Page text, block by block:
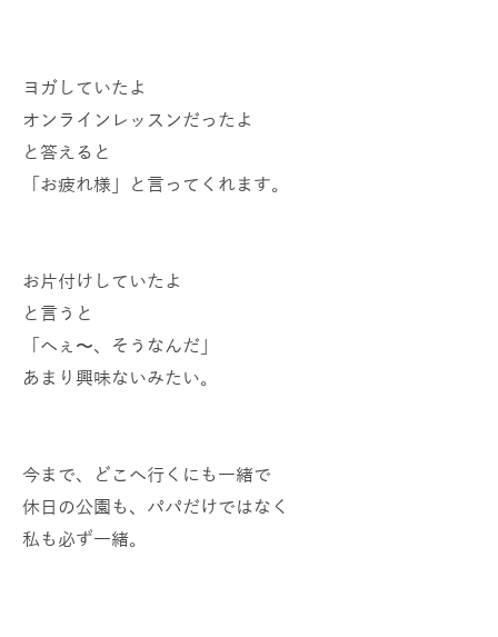
ヨガしていたよ
オンラインレッスンだったよ
と答えると
「お疲れ様」と言ってくれます。
お片付けしていたよ
と言うと
「へぇ〜、そうなんだ」
あまり興味ないみたい。
今まで、どこへ行くにも一緒で
休日の公園も、パパだけではなく
私も必ず一緒。